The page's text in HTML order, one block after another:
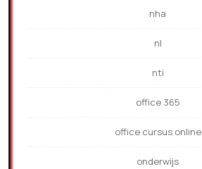
nha
nl
nti
office 365
office cursus online
onderwijs